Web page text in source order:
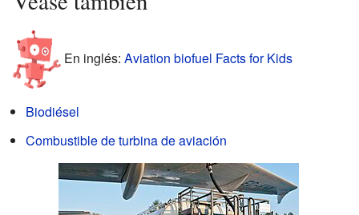
En inglés: Aviation biofuel Facts for Kids
Biodiésel
Combustible de turbina de aviación